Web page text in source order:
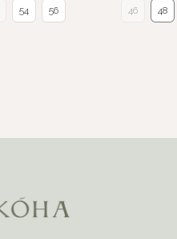
54 56
46
48